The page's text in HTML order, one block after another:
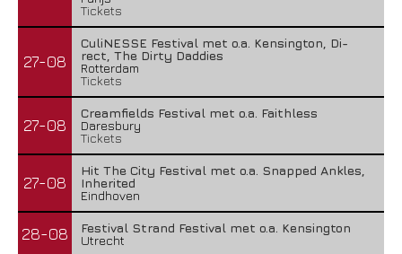
Tickets
27-08
CuliNESSE Festival met o.a. Kensington, Di-
rect, The Dirty Daddies
Rotterdam
Tickets
27-08
Creamfields Festival met o.a. Faithless
Daresbury
Tickets
27-08
Hit The City Festival met o.a. Snapped Ankles,
Inherited
Eindhoven
28-08
Festival Strand Festival met o.a. Kensington
Utrecht